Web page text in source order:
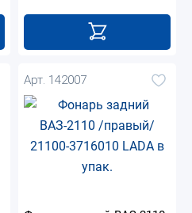
Арт. 142007